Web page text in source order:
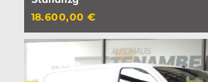
18.600,00 €